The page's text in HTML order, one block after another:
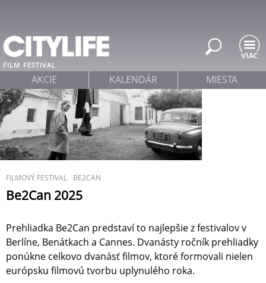
FILM FESTIVAL
FILMOVÝ FESTIVAL BE2CAN
Be2Can 2025
Prehliadka Be2Can predstaví to najlepšie z festivalov v
Berlíne, Benátkach a Cannes. Dvanásty ročník prehliadky
ponúkne celkovo dvanásť filmov, ktoré formovali nielen
európsku filmovú tvorbu uplynulého roka.
AKCIE KALENDÁR MIESTA